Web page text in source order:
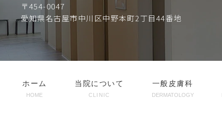
〒454-0047
愛知県名古屋市中川区中野本町2丁目44番地
ホーム
HOME
当院について
CLINIC
一般皮膚科
DERMATOLOGY